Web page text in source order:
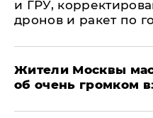
и ГРУ,
дронов и ракет по
Жители Москвы
об очень громком